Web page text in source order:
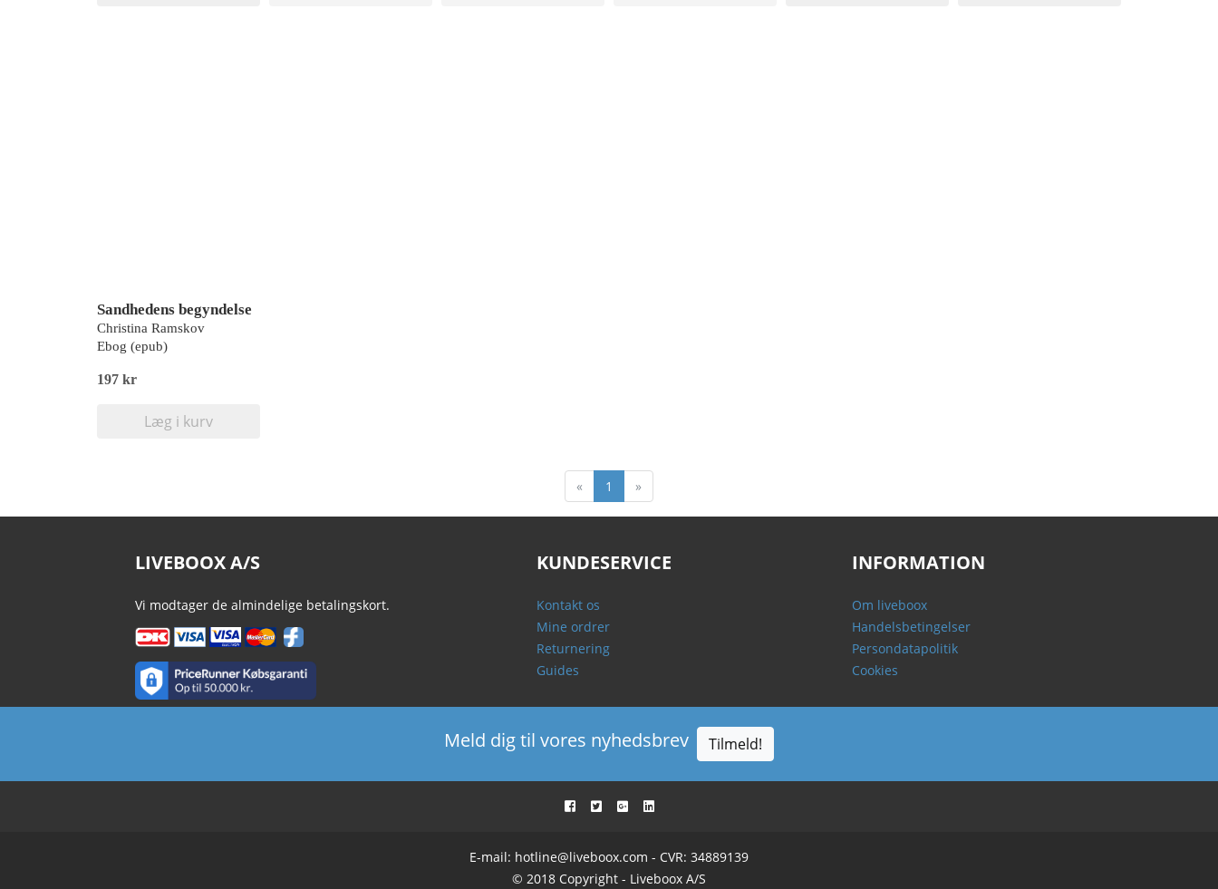
Sandhedens begyndelse
Christina Ramskov
Ebog (epub)
197 kr
Læg i kurv
« 1 »
LIVEBOOX A/S
Vi modtager de almindelige betalingskort.
KUNDESERVICE
Kontakt os
Mine ordrer
Returnering
Guides
INFORMATION
Om liveboox
Handelsbetingelser
Persondatapolitik
Cookies
Meld dig til vores nyhedsbrev Tilmeld!
E-mail: hotline@liveboox.com - CVR: 34889139
© 2018 Copyright - Liveboox A/S